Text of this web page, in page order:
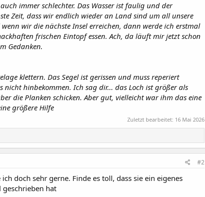
immer schlechter. Das Wasser ist faulig und der
Zeit, dass wir endlich wieder an Land sind um all unsere
wir die nächste Insel erreichen, dann werde ich erstmal
frischen Eintopf essen. Ach, da läuft mir jetzt schon
Gedanken.
klettern. Das Segel ist gerissen und muss reperiert
nicht hinbekommen. Ich sag dir... das Loch ist größer als
die Planken schicken. Aber gut, vielleicht war ihm das eine
größere Hilfe
Zuletzt bearbeitet: 16 Mai 2026
#2
ich doch sehr gerne. Finde es toll, dass sie ein eigenes
geschrieben hat